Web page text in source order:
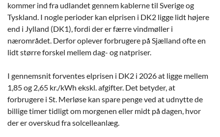
kommer ind fra udlandet gennem kablerne til Sverige og
Tyskland. I nogle perioder kan elprisen i DK2 ligge lidt højere
end i Jylland (DK1), fordi der er færre vindmøller i
nærområdet. Derfor oplever forbrugere på Sjælland ofte en
lidt større forskel mellem dag- og natpriser.
I gennemsnit forventes elprisen i DK2 i 2026 at ligge mellem
1,85 og 2,65 kr./kWh ekskl. afgifter. Det betyder, at
forbrugere i St. Merløse kan spare penge ved at udnytte de
billige timer tidligt om morgenen eller midt på dagen, hvor
der er overskud fra solcelleanlæg.